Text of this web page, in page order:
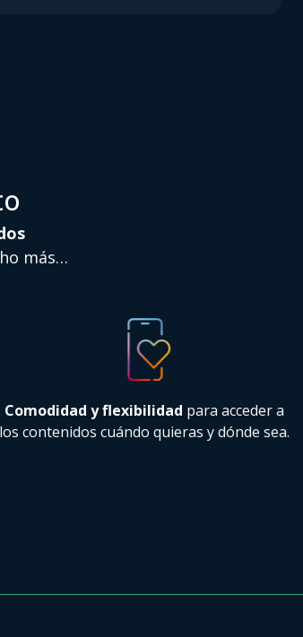
más…
Comodidad y flexibilidad para acceder a
los contenidos cuándo quieras y dónde sea.